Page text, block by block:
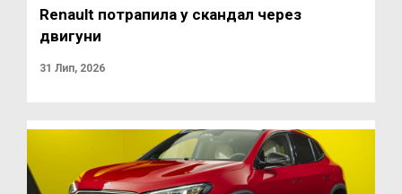
Renault потрапила у скандал через
двигуни
31 Лип, 2026